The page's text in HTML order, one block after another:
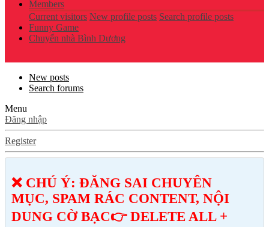
Members
Current visitors New profile posts Search profile posts
Funny Game
Chuyển nhà Bình Dương
New posts
Search forums
Menu
Đăng nhập
Register
❌ CHÚ Ý: ĐĂNG SAI CHUYÊN
MỤC, SPAM RÁC CONTENT, NỘI
DUNG CỜ BẠC👉 DELETE ALL +